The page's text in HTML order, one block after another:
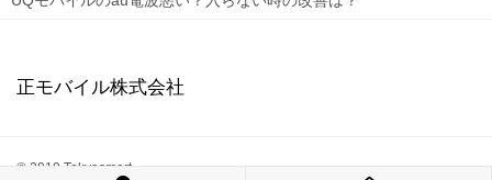
正モバイル株式会社
© 2019 Tokyosmart